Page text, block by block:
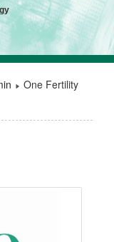
One Fertility